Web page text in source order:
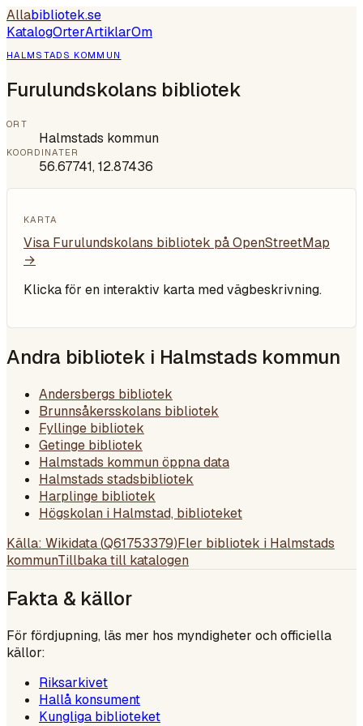
Allabibliotek.se
KatalogOrterArtiklarOm
HALMSTADS KOMMUN
Furulundskolans bibliotek
ORT
Halmstads kommun
KOORDINATER
56.67741,12.87436
KARTA
Visa Furulundskolans bibliotek på OpenStreetMap
→
Klicka för en interaktiv karta med vägbeskrivning.
Andra bibliotek i Halmstads kommun
Andersbergs bibliotek
Brunnsåkersskolans bibliotek
Fyllinge bibliotek
Getinge bibliotek
Halmstads kommun öppna data
Halmstads stadsbibliotek
Harplinge bibliotek
Högskolan i Halmstad, biblioteket
Källa: Wikidata (Q61753379)Fler bibliotek i Halmstads
kommunTillbaka till katalogen
Fakta & källor
För fördjupning, läs mer hos myndigheter och officiella
källor:
Riksarkivet
Hallå konsument
Kungliga biblioteket